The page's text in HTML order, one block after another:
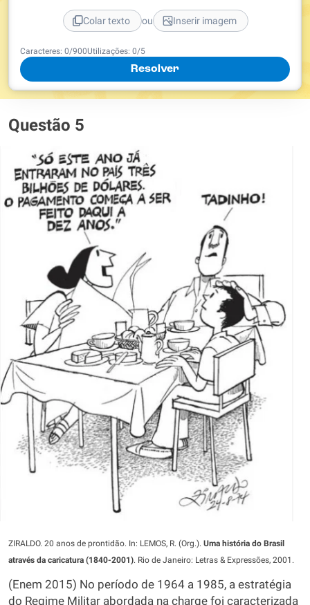
Caracteres: 0/900Utilizações: 0/5
Resolver
Colar texto ou Inserir imagem
Questão 5
ZIRALDO. 20 anos de prontidão. In: LEMOS, R. (Org.). Uma história do Brasil
através da caricatura (1840-2001). Rio de Janeiro: Letras & Expressões, 2001.
(Enem 2015) No período de 1964 a 1985, a estratégia
do Regime Militar abordada na charge foi caracterizada